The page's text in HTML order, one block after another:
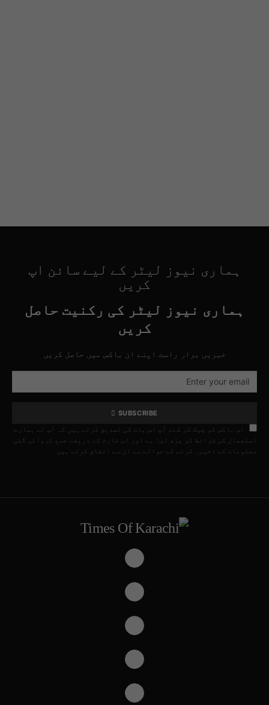
ہماری نیوز لیٹر کے لیے سائن اپ
کریں
ہماری نیوز لیٹر کی رکنیت حاصل
کریں
خبریں براہِ راست اپنے ان باکس میں حاصل کریں
SUBSCRIBE
اس باکس کو چیک کر کے، آپ اس بات کی تصدیق کرتے ہیں کہ آپ نے ہمارے
استعمال کی شرائط کو پڑھ لیا ہے اور اس فارم کے ذریعے جمع کروائی گئی
معلومات کے ذخیرہ کرنے کے حوالے سے ان سے اتفاق کرتے ہیں۔